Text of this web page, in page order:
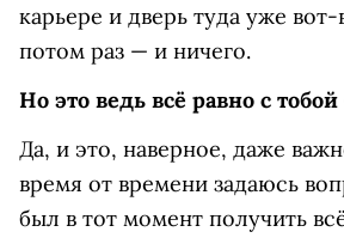
карьере и дверь туда уже вот-
потом раз — и ничего.
Но это ведь всё равно с
Да, и это, наверное, даже
время от времени задаюсь
был в тот момент получить